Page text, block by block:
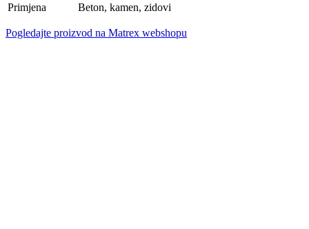
Primjena
Beton, kamen, zidovi
Pogledajte proizvod na Matrex webshopu